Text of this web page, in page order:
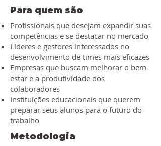
Para quem são
Profissionais que desejam expandir suas
competências e se destacar no mercado
Líderes e gestores interessados no
desenvolvimento de times mais eficazes
Empresas que buscam melhorar o bem-
estar e a produtividade dos
colaboradores
Instituições educacionais que querem
preparar seus alunos para o futuro do
trabalho
Metodologia